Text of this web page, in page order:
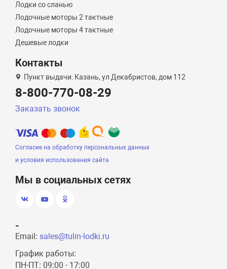
Лодки со сланью
Лодочные моторы 2 тактные
Лодочные моторы 4 тактные
Дешевые лодки
Контакты
Пункт выдачи: Казань, ул Декабристов, дом 112
8-800-770-08-29
Заказать звонок
Согласие на обработку персональных данных
и условия использования сайта
Мы в социальных сетях
-
Email: sales@tulin-lodki.ru
График работы:
ПН-ПТ: 09:00 - 17:00